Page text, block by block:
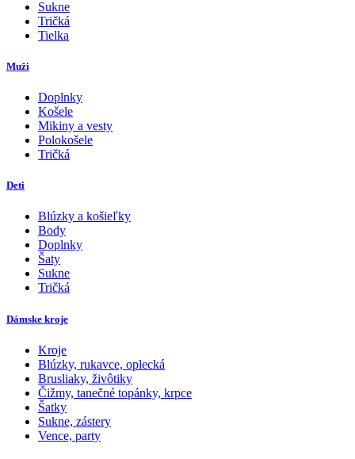
Sukne
Tričká
Tielka
Muži
Doplnky
Košele
Mikiny a vesty
Polokošele
Tričká
Deti
Blúzky a košieľky
Body
Doplnky
Šaty
Sukne
Tričká
Dámske kroje
Kroje
Blúzky, rukavce, oplecká
Brusliaky, živôtiky
Čižmy, tanečné topánky, krpce
Šatky
Sukne, zástery
Vence, party